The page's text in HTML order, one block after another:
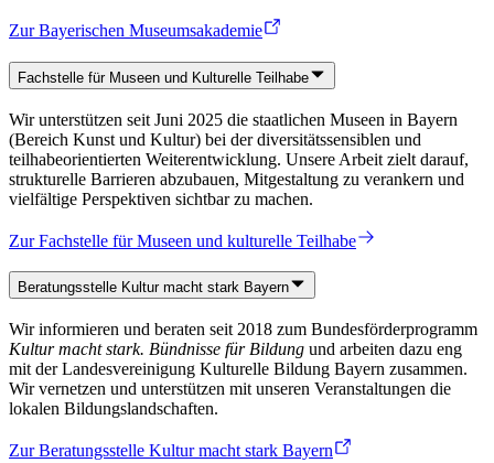
Zur Bayerischen Museumsakademie
Fachstelle für Museen und Kulturelle Teilhabe
Wir unterstützen seit Juni 2025 die staatlichen Museen in Bayern
(Bereich Kunst und Kultur) bei der diversitätssensiblen und
teilhabeorientierten Weiterentwicklung. Unsere Arbeit zielt darauf,
strukturelle Barrieren abzubauen, Mitgestaltung zu verankern und
vielfältige Perspektiven sichtbar zu machen.
Zur Fachstelle für Museen und kulturelle Teilhabe
Beratungsstelle Kultur macht stark Bayern
Wir informieren und beraten seit 2018 zum Bundesförderprogramm
Kultur macht stark. Bündnisse für Bildung und arbeiten dazu eng
mit der Landesvereinigung Kulturelle Bildung Bayern zusammen.
Wir vernetzen und unterstützen mit unseren Veranstaltungen die
lokalen Bildungslandschaften.
Zur Beratungsstelle Kultur macht stark Bayern